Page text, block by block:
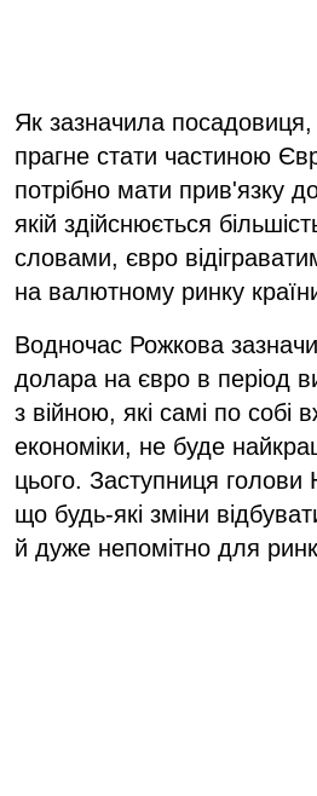
Як зазначила посадовиця,
прагне стати частиною
потрібно мати прив'язку
якій здійснюється
словами, євро
на валютному ринку
Водночас Рожкова
долара на євро в період
з війною, які самі по
економіки, не буде
цього. Заступниця
що будь-які зміни
й дуже непомітно для